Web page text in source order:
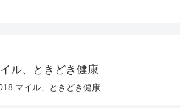
ル、ときどき健康
マイル、ときどき健康.